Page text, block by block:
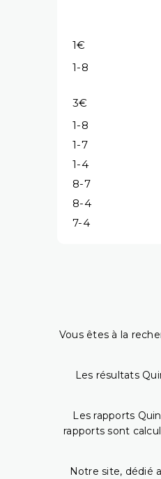
1€
1-8
3€
1-8
1-7
1-4
8-7
8-4
7-4
Vous êtes à la
Les résultats
Les rapports
rapports sont
Notre site, dédié